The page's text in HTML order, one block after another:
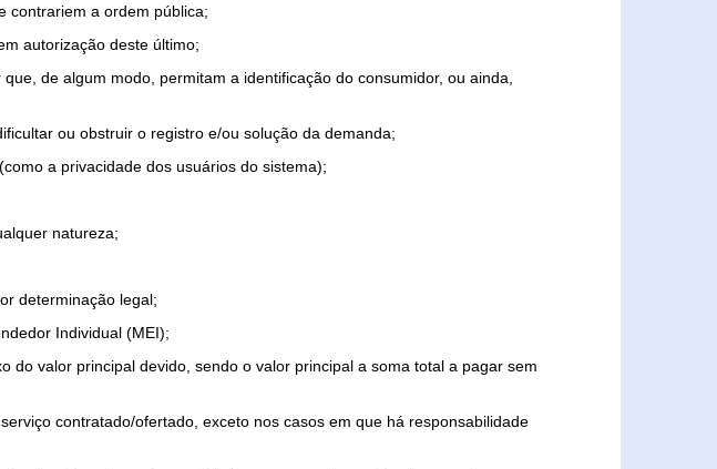
contrariem a ordem pública;
autorização deste último;
de algum modo, permitam a identificação do consumidor, ou ainda,
ou obstruir o registro e/ou solução da demanda;
a privacidade dos usuários do sistema);
natureza;
determinação legal;
Individual (MEI);
do valor principal devido, sendo o valor principal a soma total a pagar sem
contratado/ofertado, exceto nos casos em que há responsabilidade